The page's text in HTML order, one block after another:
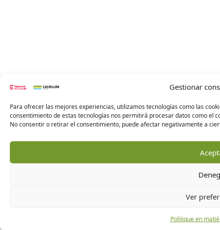
Gestionar
Para ofrecer las mejores experiencias, utilizamos tecnologías como las
consentimiento de estas tecnologías nos permitirá procesar datos como el
No consentir o retirar el consentimiento, puede afectar negativamente a
Ver
Politique en